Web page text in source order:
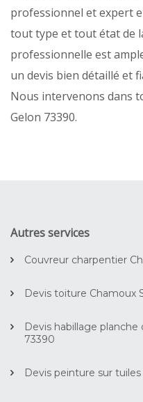
professionnel et expert
tout type et tout état de
professionnelle est
un devis bien détaillé et
Nous intervenons dans
Gelon 73390.
Autres services
Couvreur charpentier
Devis toiture Chamoux
Devis habillage planche
73390
Devis peinture sur